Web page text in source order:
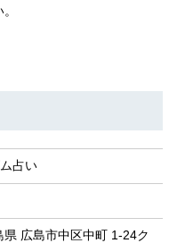
占い
広島市中区中町 1-24ク